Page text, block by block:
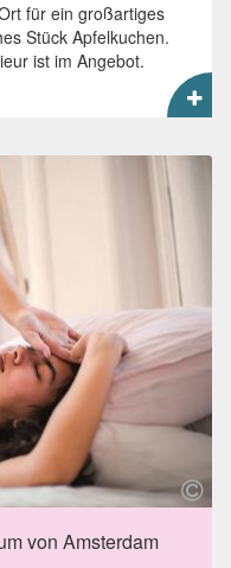
für ein großartiges
Stück Apfelkuchen.
ist im Angebot.
von Amsterdam